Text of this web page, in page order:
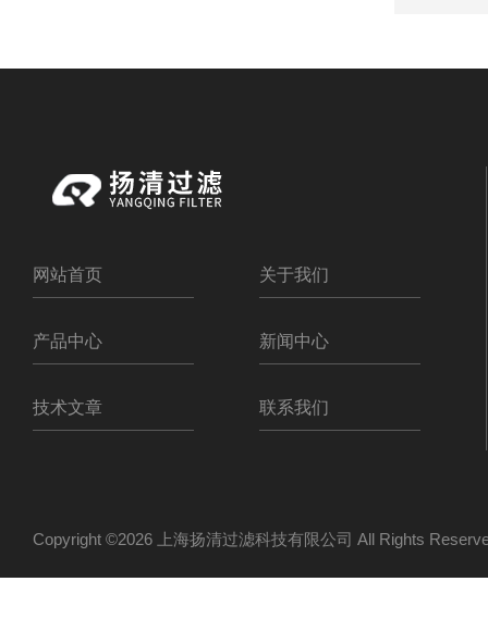
网站首页 关于我们
产品中心 新闻中心
技术文章 联系我们
Copyright ©2026 上海扬清过滤科技有限公司 All Rights